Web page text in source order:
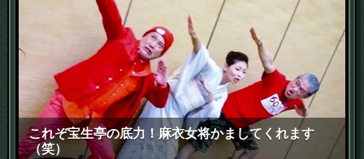
これぞ宝生亭の底力！麻衣女将かましてくれます
（笑）